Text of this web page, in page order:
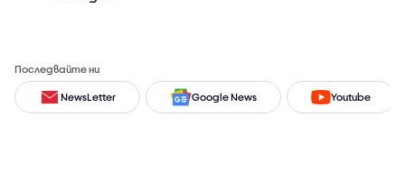
Последвайте ни
NewsLetter Google News Youtube